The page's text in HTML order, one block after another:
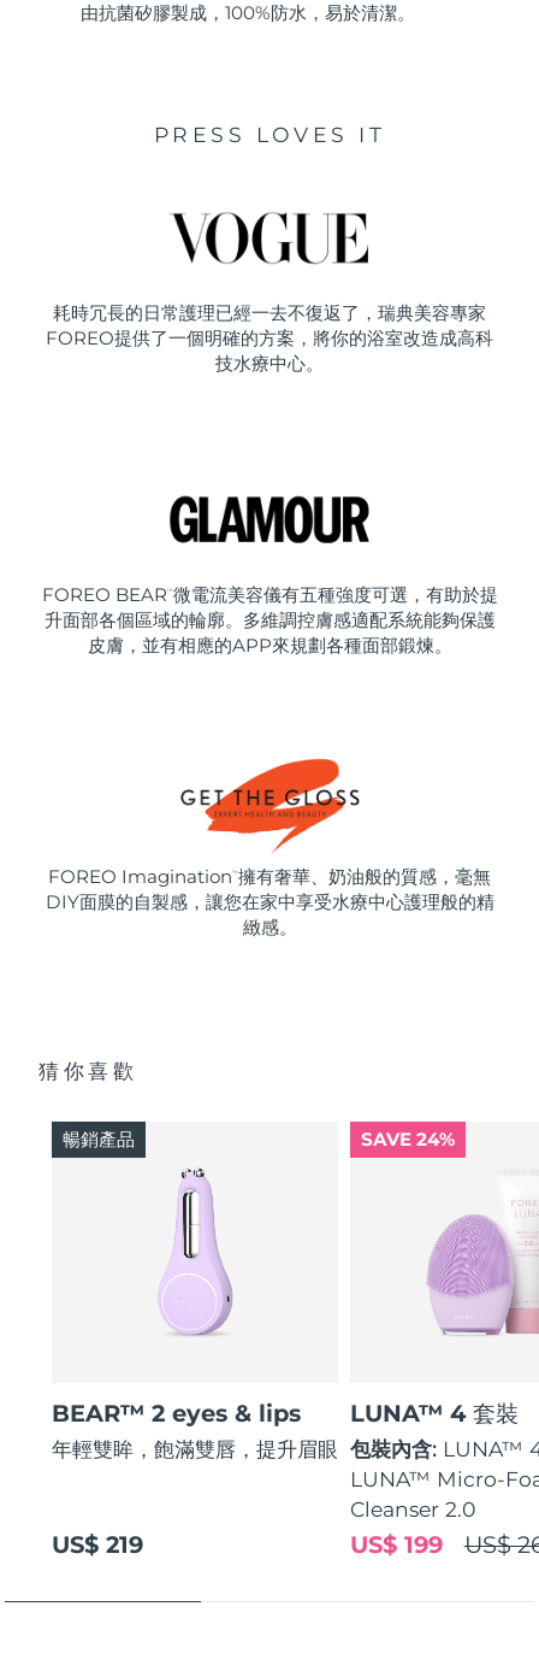
由抗菌矽膠製成，100%防水，易於清潔。
PRESS LOVES IT
耗時冗長的日常護理已經一去不復返了，瑞典美容專家
FOREO提供了一個明確的方案，將你的浴室改造成高科
技水療中心。
FOREO BEAR ™ 微電流美容儀有五種強度可選，有助於提
升面部各個區域的輪廓。多維調控膚感適配系統能夠保護
皮膚，並有相應的APP來規劃各種面部鍛煉。
FOREO Imagination ™ 擁有奢華、奶油般的質感，毫無
DIY面膜的自製感，讓您在家中享受水療中心護理般的精
緻感。
猜你喜歡
BEAR™ 2 eyes & lips
年輕雙眸，飽滿雙唇，提升眉眼
US$ 219
暢銷產品 SAVE 24%
LUNA™ 4 套裝
包裝內含: LUNA™
LUNA™ Micro-
Cleanser 2.0
US$
US$ 199